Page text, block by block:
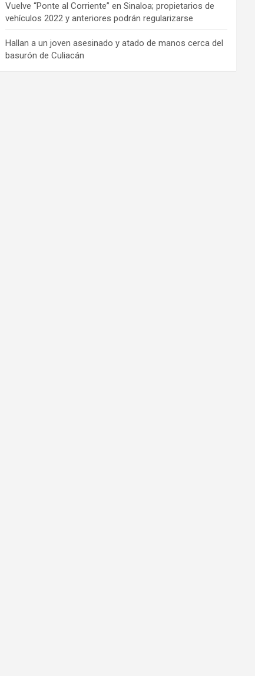
Vuelve “Ponte al Corriente” en Sinaloa; propietarios de
vehículos 2022 y anteriores podrán regularizarse
Hallan a un joven asesinado y atado de manos cerca del
basurón de Culiacán